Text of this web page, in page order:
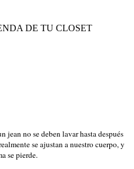
jean no se deben lavar hasta después
se ajustan a nuestro cuerpo, y
se pierde.